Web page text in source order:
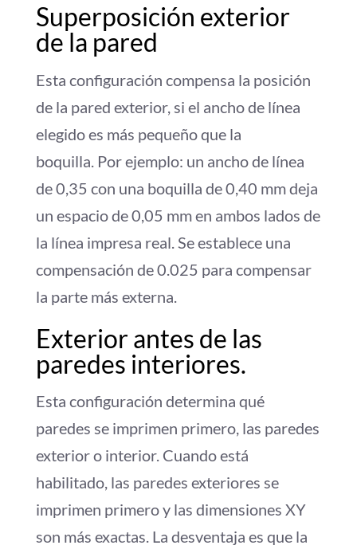
Superposición exterior
de la pared
Esta configuración compensa la posición
de la pared exterior, si el ancho de línea
elegido es más pequeño que la
boquilla. Por ejemplo: un ancho de línea
de 0,35 con una boquilla de 0,40 mm deja
un espacio de 0,05 mm en ambos lados de
la línea impresa real. Se establece una
compensación de 0.025 para compensar
la parte más externa.
Exterior antes de las
paredes interiores.
Esta configuración determina qué
paredes se imprimen primero, las paredes
exterior o interior. Cuando está
habilitado, las paredes exteriores se
imprimen primero y las dimensiones XY
son más exactas. La desventaja es que la